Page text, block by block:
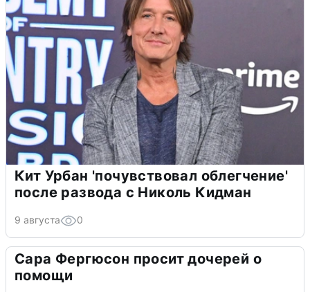
Кит Урбан 'почувствовал облегчение'
после развода с Николь Кидман
9 августа 0
Сара Фергюсон просит дочерей о
помощи